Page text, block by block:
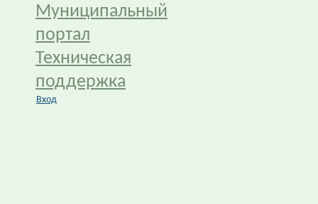
Муниципальный
портал
Техническая
поддержка
Вход